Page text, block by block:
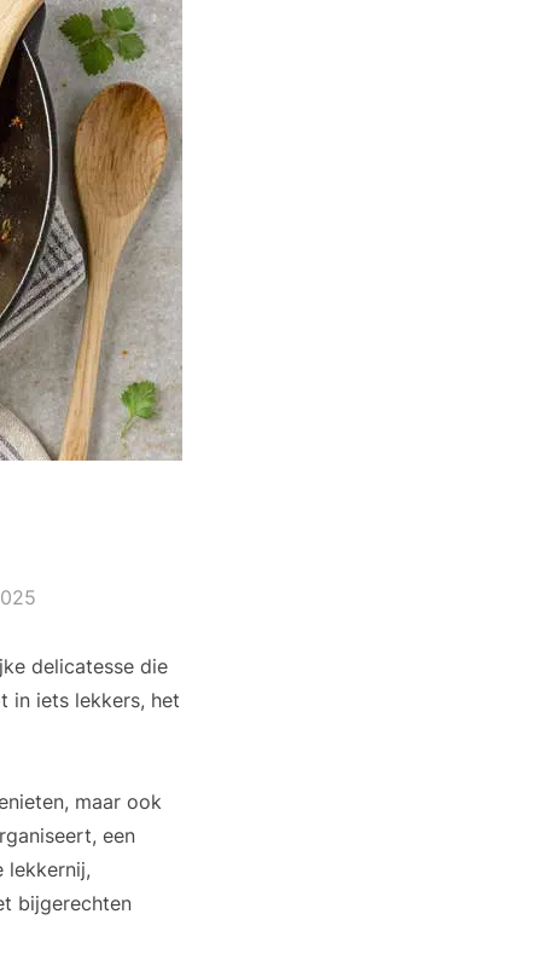
delicatesse die
in iets lekkers, het
maar ook
een
lekkernij,
bijgerechten